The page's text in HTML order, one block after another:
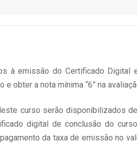
à emissão do Certificado Digital
obter a nota mínima “6” na
curso serão disponibilizados
digital de conclusão do
da taxa de emissão no